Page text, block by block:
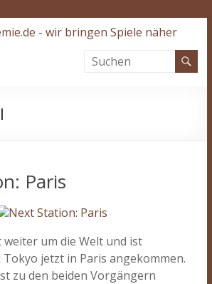
Paris
um die Welt und ist
jetzt in Paris angekommen.
zu den beiden Vorgängern